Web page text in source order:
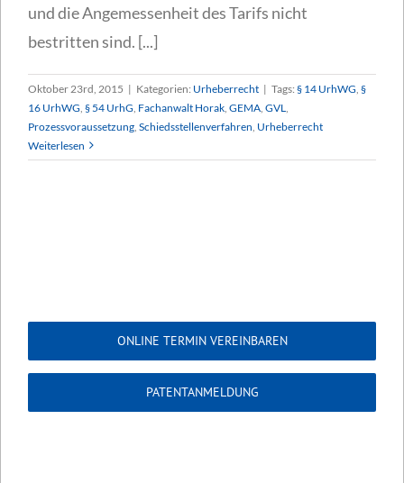
und die Angemessenheit des Tarifs nicht
bestritten sind. [...]
Oktober 23rd, 2015 | Kategorien: Urheberrecht | Tags: § 14 UrhWG §
16 UrhWG § 54 UrhG Fachanwalt Horak GEMA GVL
Prozessvoraussetzung Schiedsstellenverfahren Urheberrecht
Weiterlesen
ONLINE TERMIN VEREINBAREN
PATENTANMELDUNG